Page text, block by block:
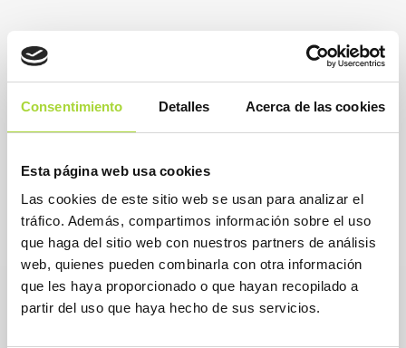
Consentimiento Detalles Acerca de las cookies
Esta página web usa cookies
Las cookies de este sitio web se usan para analizar el
tráfico. Además, compartimos información sobre el uso
que haga del sitio web con nuestros partners de análisis
web, quienes pueden combinarla con otra información
que les haya proporcionado o que hayan recopilado a
partir del uso que haya hecho de sus servicios.